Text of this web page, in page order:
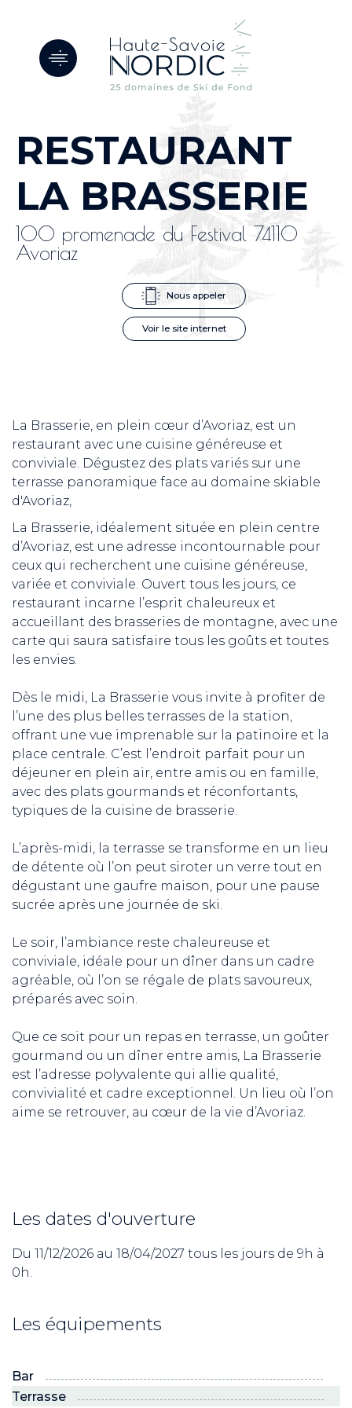
NORDIC
RESTAURANT
LA BRASSERIE
100 promenade du Festival 74110
Avoriaz
Nous appeler
Voir le site internet
La Brasserie, en plein cœur d’Avoriaz, est un
restaurant avec une cuisine généreuse et
conviviale. Dégustez des plats variés sur une
terrasse panoramique face au domaine skiable
d'Avoriaz,
La Brasserie, idéalement située en plein centre
d’Avoriaz, est une adresse incontournable pour
ceux qui recherchent une cuisine généreuse,
variée et conviviale. Ouvert tous les jours, ce
restaurant incarne l’esprit chaleureux et
accueillant des brasseries de montagne, avec une
carte qui saura satisfaire tous les goûts et toutes
les envies.
Dès le midi, La Brasserie vous invite à profiter de
l’une des plus belles terrasses de la station,
offrant une vue imprenable sur la patinoire et la
place centrale. C’est l’endroit parfait pour un
déjeuner en plein air, entre amis ou en famille,
avec des plats gourmands et réconfortants,
typiques de la cuisine de brasserie.
L’après-midi, la terrasse se transforme en un lieu
de détente où l’on peut siroter un verre tout en
dégustant une gaufre maison, pour une pause
sucrée après une journée de ski.
Le soir, l’ambiance reste chaleureuse et
conviviale, idéale pour un dîner dans un cadre
agréable, où l’on se régale de plats savoureux,
préparés avec soin.
Que ce soit pour un repas en terrasse, un goûter
gourmand ou un dîner entre amis, La Brasserie
est l’adresse polyvalente qui allie qualité,
convivialité et cadre exceptionnel. Un lieu où l’on
aime se retrouver, au cœur de la vie d’Avoriaz.
Les dates d'ouverture
Du 11/12/2026 au 18/04/2027 tous les jours de 9h à
0h.
Les équipements
Bar
Terrasse